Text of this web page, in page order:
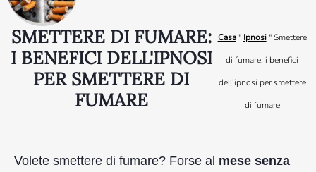
SMETTERE DI FUMARE:
I BENEFICI DELL'IPNOSI
PER SMETTERE DI
FUMARE
Casa" Ipnosi"Smettere
di fumare: i benefici
dell'ipnosi per smettere
di fumare
Volete smettere di fumare? Forse al mese senza